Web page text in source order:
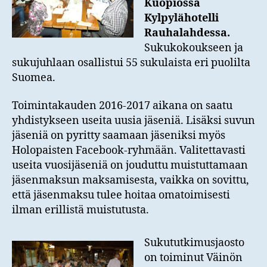
Kuopiossa
Kylpylähotelli
Rauhalahdessa.
Sukukokoukseen ja
sukujuhlaan osallistui 55 sukulaista eri puolilta
Suomea.
Toimintakauden 2016-2017 aikana on saatu
yhdistykseen useita uusia jäseniä. Lisäksi suvun
jäseniä on pyritty saamaan jäseniksi myös
Holopaisten Facebook-ryhmään. Valitettavasti
useita vuosijäseniä on jouduttu muistuttamaan
jäsenmaksun maksamisesta, vaikka on sovittu,
että jäsenmaksu tulee hoitaa omatoimisesti
ilman erillistä muistutusta.
Sukututkimusjaosto
on toiminut Väinön